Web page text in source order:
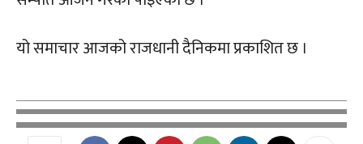
यो समाचार आजको राजधानी दैनिकमा प्रकाशित छ ।